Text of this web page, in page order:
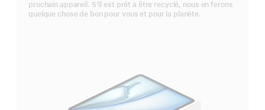
prochain appareil. S’il est prêt à être recyclé, nous en ferons
quelque chose de bon pour vous et pour la planète.